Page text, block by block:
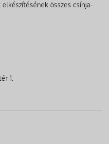
összes csínja-
1.